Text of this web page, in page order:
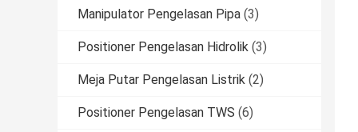
Manipulator Pengelasan Pipa (3)
Positioner Pengelasan Hidrolik (3)
Meja Putar Pengelasan Listrik (2)
Positioner Pengelasan TWS (6)